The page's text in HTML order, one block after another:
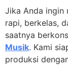
Jika Anda ingin
rapi, berkelas,
saatnya
Musik. Kami
produksi